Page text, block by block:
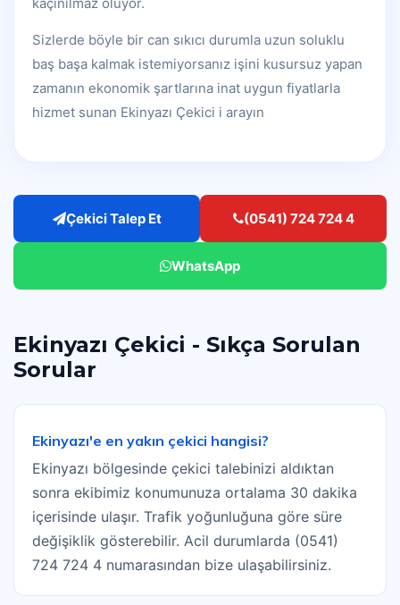
kaçınılmaz oluyor.
Sizlerde böyle bir can sıkıcı durumla uzun soluklu
baş başa kalmak istemiyorsanız işini kusursuz yapan
zamanın ekonomik şartlarına inat uygun fiyatlarla
hizmet sunan Ekinyazı Çekici i arayın
Çekici Talep Et (0541) 724 724 4
WhatsApp
Ekinyazı Çekici - Sıkça Sorulan
Sorular
Ekinyazı'e en yakın çekici hangisi?
Ekinyazı bölgesinde çekici talebinizi aldıktan
sonra ekibimiz konumunuza ortalama 30 dakika
içerisinde ulaşır. Trafik yoğunluğuna göre süre
değişiklik gösterebilir. Acil durumlarda (0541)
724 724 4 numarasından bize ulaşabilirsiniz.